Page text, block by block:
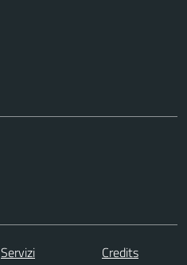
Servizi
Credits